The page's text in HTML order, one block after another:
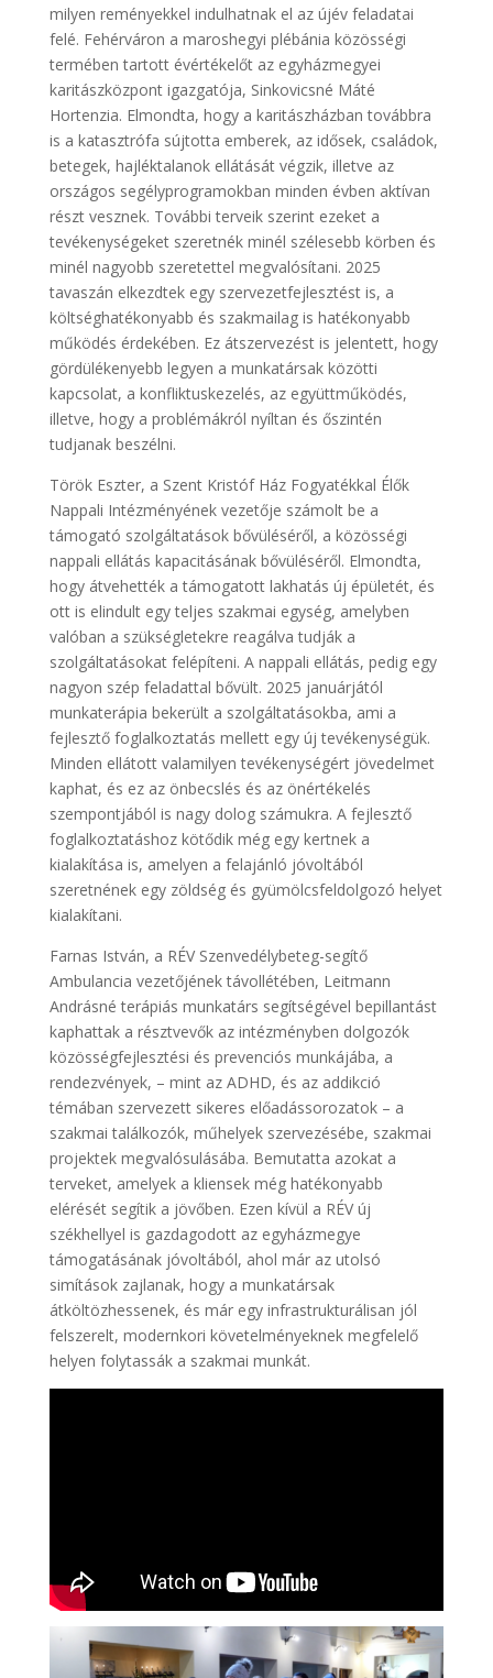
milyen reményekkel indulhatnak el az újév feladatai
felé. Fehérváron a maroshegyi plébánia közösségi
termében tartott évértékelőt az egyházmegyei
karitászközpont igazgatója, Sinkovicsné Máté
Hortenzia. Elmondta, hogy a karitászházban továbbra
is a katasztrófa sújtotta emberek, az idősek, családok,
betegek, hajléktalanok ellátását végzik, illetve az
országos segélyprogramokban minden évben aktívan
részt vesznek. További terveik szerint ezeket a
tevékenységeket szeretnék minél szélesebb körben és
minél nagyobb szeretettel megvalósítani. 2025
tavaszán elkezdtek egy szervezetfejlesztést is, a
költséghatékonyabb és szakmailag is hatékonyabb
működés érdekében. Ez átszervezést is jelentett, hogy
gördülékenyebb legyen a munkatársak közötti
kapcsolat, a konfliktuskezelés, az együttműködés,
illetve, hogy a problémákról nyíltan és őszintén
tudjanak beszélni.
Török Eszter, a Szent Kristóf Ház Fogyatékkal Élők
Nappali Intézményének vezetője számolt be a
támogató szolgáltatások bővüléséről, a közösségi
nappali ellátás kapacitásának bővüléséről. Elmondta,
hogy átvehették a támogatott lakhatás új épületét, és
ott is elindult egy teljes szakmai egység, amelyben
valóban a szükségletekre reagálva tudják a
szolgáltatásokat felépíteni. A nappali ellátás, pedig egy
nagyon szép feladattal bővült. 2025 januárjától
munkaterápia bekerült a szolgáltatásokba, ami a
fejlesztő foglalkoztatás mellett egy új tevékenységük.
Minden ellátott valamilyen tevékenységért jövedelmet
kaphat, és ez az önbecslés és az önértékelés
szempontjából is nagy dolog számukra. A fejlesztő
foglalkoztatáshoz kötődik még egy kertnek a
kialakítása is, amelyen a felajánló jóvoltából
szeretnének egy zöldség és gyümölcsfeldolgozó helyet
kialakítani.
Farnas István, a RÉV Szenvedélybeteg-segítő
Ambulancia vezetőjének távollétében, Leitmann
Andrásné terápiás munkatárs segítségével bepillantást
kaphattak a résztvevők az intézményben dolgozók
közösségfejlesztési és prevenciós munkájába, a
rendezvények, – mint az ADHD, és az addikció
témában szervezett sikeres előadássorozatok – a
szakmai találkozók, műhelyek szervezésébe, szakmai
projektek megvalósulásába. Bemutatta azokat a
terveket, amelyek a kliensek még hatékonyabb
elérését segítik a jövőben. Ezen kívül a RÉV új
székhellyel is gazdagodott az egyházmegye
támogatásának jóvoltából, ahol már az utolsó
simítások zajlanak, hogy a munkatársak
átköltözhessenek, és már egy infrastrukturálisan jól
felszerelt, modernkori követelményeknek megfelelő
helyen folytassák a szakmai munkát.